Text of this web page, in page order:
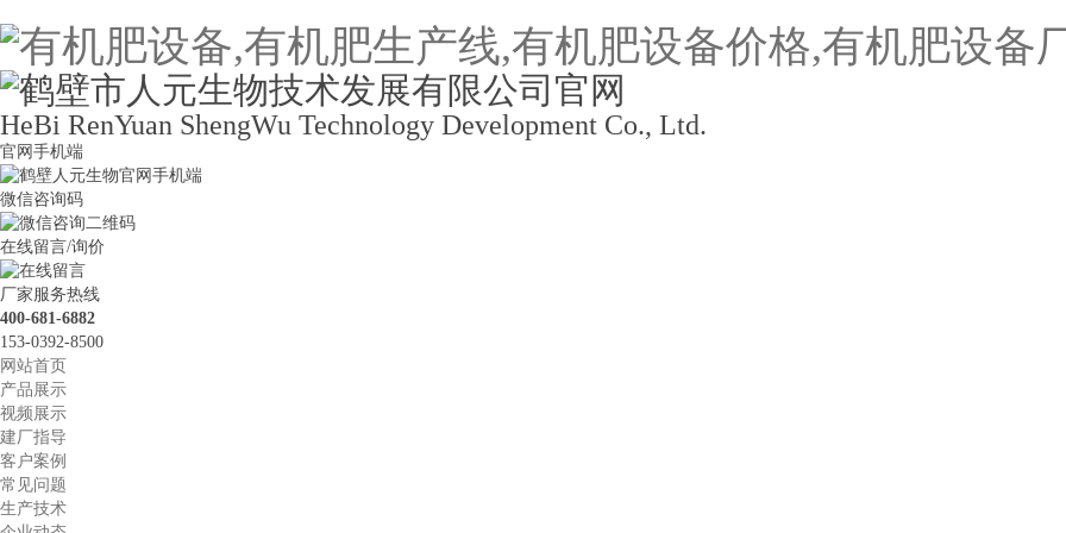
HeBi RenYuan ShengWu Technology Development Co., Ltd.
官网手机端
微信咨询码
在线留言/询价
厂家服务热线
400-681-6882
153-0392-8500
网站首页
产品展示
视频展示
建厂指导
客户案例
常见问题
生产技术